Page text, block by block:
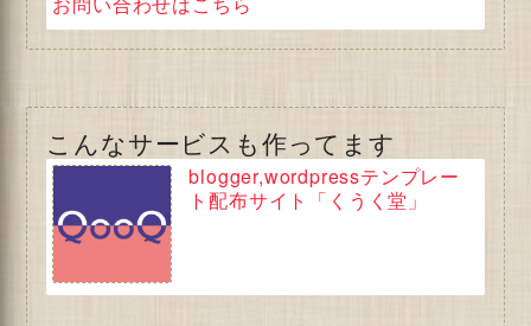
こんなサービスも作ってます
blogger,wordpressテンプレー
ト配布サイト「くうく堂」